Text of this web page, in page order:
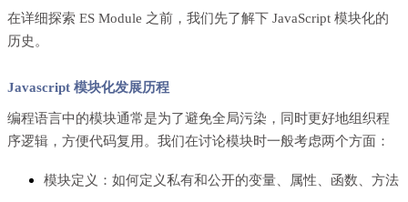
在详细探索 ES Module 之前，我们先了解下 JavaScript 模块化的
历史。
Javascript 模块化发展历程
编程语言中的模块通常是为了避免全局污染，同时更好地组织程
序逻辑，方便代码复用。我们在讨论模块时一般考虑两个方面：
模块定义：如何定义私有和公开的变量、属性、函数、方法